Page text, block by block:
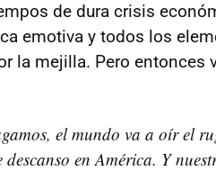
de dura crisis
emotiva y todos los
la mejilla. Pero entonces
el mundo va a oír el
en América. Y